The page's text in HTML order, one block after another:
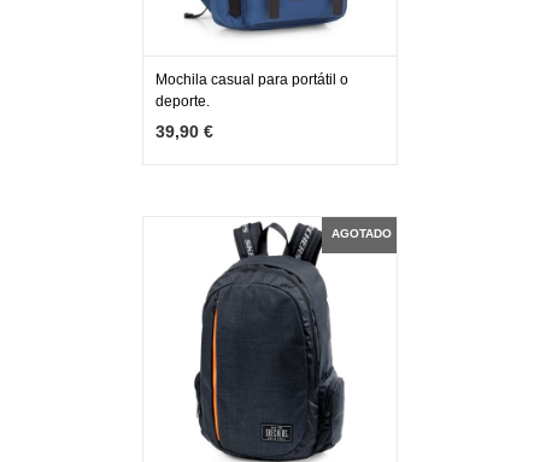
AGOTADO
Mochila casual para portátil o
deporte.
39,90 €
AGOTADO